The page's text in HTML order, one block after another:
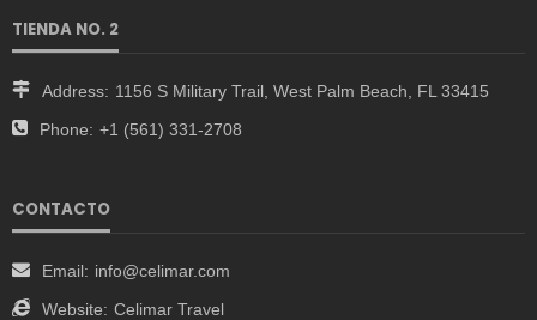
TIENDA NO. 2
Address: 1156 S Military Trail, West Palm Beach, FL 33415
Phone: +1 (561) 331-2708
CONTACTO
Email: info@celimar.com
Website: Celimar Travel